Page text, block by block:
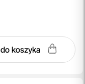
do koszyka